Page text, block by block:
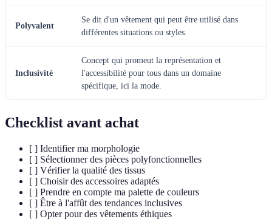
Polyvalent
Se dit d'un vêtement qui peut être utilisé dans
différentes situations ou styles.
Inclusivité
Concept qui promeut la représentation et
l'accessibilité pour tous dans un domaine
spécifique, ici la mode.
Checklist avant achat
[ ] Identifier ma morphologie
[ ] Sélectionner des pièces polyfonctionnelles
[ ] Vérifier la qualité des tissus
[ ] Choisir des accessoires adaptés
[ ] Prendre en compte ma palette de couleurs
[ ] Être à l'affût des tendances inclusives
[ ] Opter pour des vêtements éthiques